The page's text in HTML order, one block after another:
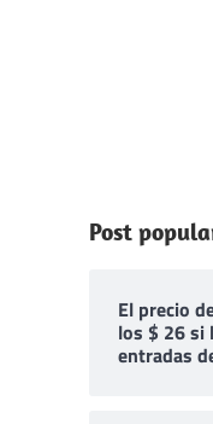
Post
El precio
los $ 26 si
entradas